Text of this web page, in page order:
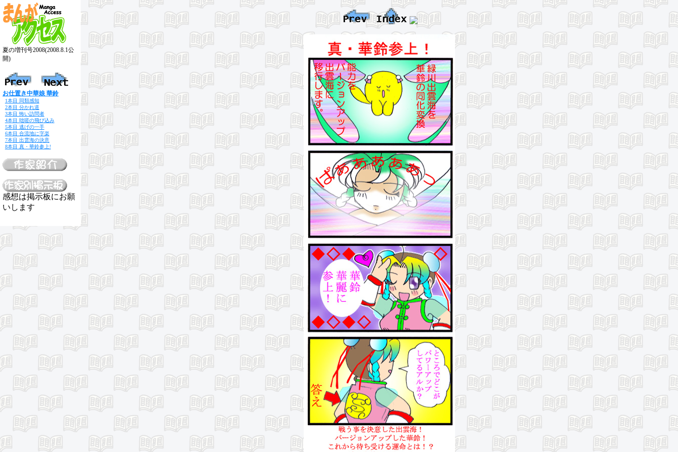
夏の増刊号2008(2008.8.1公
開)
お仕置き中華娘 華鈴
1本目 同類感知
2本目 分かれ道
3本目 怖い訪問者
4本目 咄嗟の飛び込み
5本目 逃げの一手
6本目 合流地に字楽
7本目 出雲海の決意
8本目 真・華鈴参上!
感想は掲示板にお願
いします